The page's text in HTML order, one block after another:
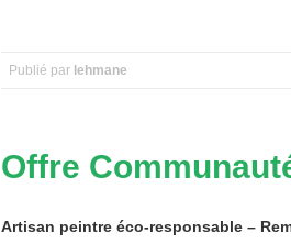
Publié par lehmane
Offre
Artisan peintre éco-responsable –